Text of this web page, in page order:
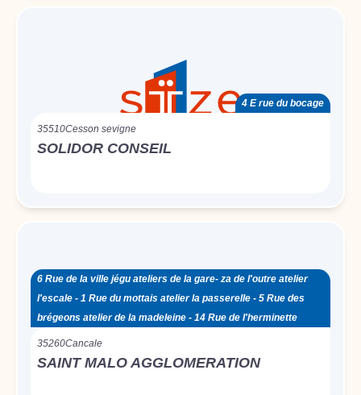
4 E rue du bocage
35510Cesson sevigne
SOLIDOR CONSEIL
6 Rue de la ville jégu ateliers de la gare- za de l'outre atelier
l'escale - 1 Rue du mottais atelier la passerelle - 5 Rue des
brégeons atelier de la madeleine - 14 Rue de l'herminette
35260Cancale
SAINT MALO AGGLOMERATION